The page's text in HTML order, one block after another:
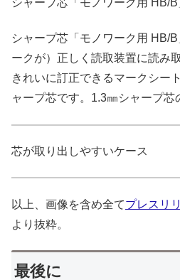
シャープ芯「モノワーク用 HB/
シャープ芯「モノワーク用 HB/
ークが）正しく読取装置に読み
きれいに訂正できるマークシー
ャープ芯です。1.3㎜シャープ芯
芯が取り出しやすいケース
以上、画像を含め全てプレスリ
より抜粋。
最後に